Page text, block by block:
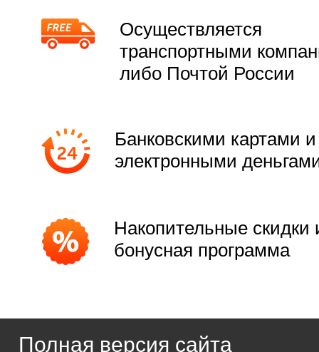
Осуществляется
транспортными
либо Почтой России
Банковскими картами и
электронными
Накопительные скидки
бонусная программа
Полная версия сайта